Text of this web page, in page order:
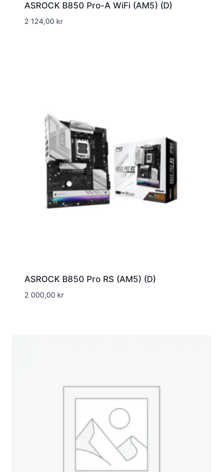
ASROCK B850 Pro-A WiFi (AM5) (D)
2 124,00 kr
ASROCK B850 Pro RS (AM5) (D)
2 000,00 kr